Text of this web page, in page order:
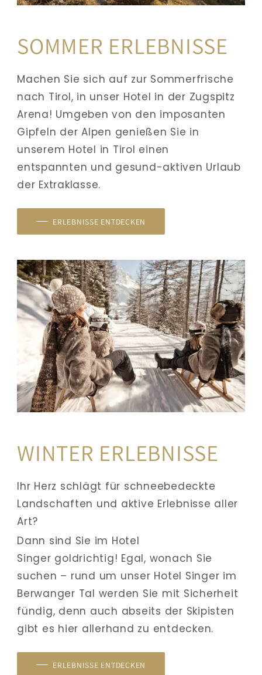
SOMMER ERLEBNISSE
Machen Sie sich auf zur Sommerfrische
nach Tirol, in unser Hotel in der Zugspitz
Arena! Umgeben von den imposanten
Gipfeln der Alpen genießen Sie in
unserem Hotel in Tirol einen
entspannten und gesund-aktiven Urlaub
der Extraklasse.
ERLEBNISSE ENTDECKEN
WINTER ERLEBNISSE
Ihr Herz schlägt für schneebedeckte
Landschaften und aktive Erlebnisse aller
Art?
Dann sind Sie im Hotel
Singer goldrichtig! Egal, wonach Sie
suchen – rund um unser Hotel Singer im
Berwanger Tal werden Sie mit Sicherheit
fündig, denn auch abseits der Skipisten
gibt es hier allerhand zu entdecken.
ERLEBNISSE ENTDECKEN